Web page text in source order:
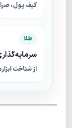
کیف پول،
طلا
از شناخت